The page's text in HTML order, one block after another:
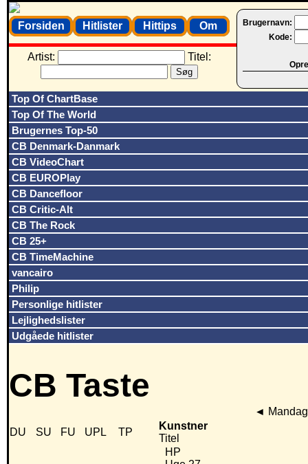
Brugernavn:
Kode:
Forsiden Hitlister Hittips Om
Artist: Titel:
Top Of ChartBase
Top Of The World
Brugernes Top-50
CB Denmark-Danmark
CB VideoChart
CB EUROPlay
CB Dancefloor
CB Critic-Alt
CB The Rock
CB 25+
CB TimeMachine
vancairo
Philip
Personlige hitlister
Lejlighedslister
Udgåede hitlister
CB Taste
◄
DU
SU FU UPL TP
Kunstner
Titel
HP